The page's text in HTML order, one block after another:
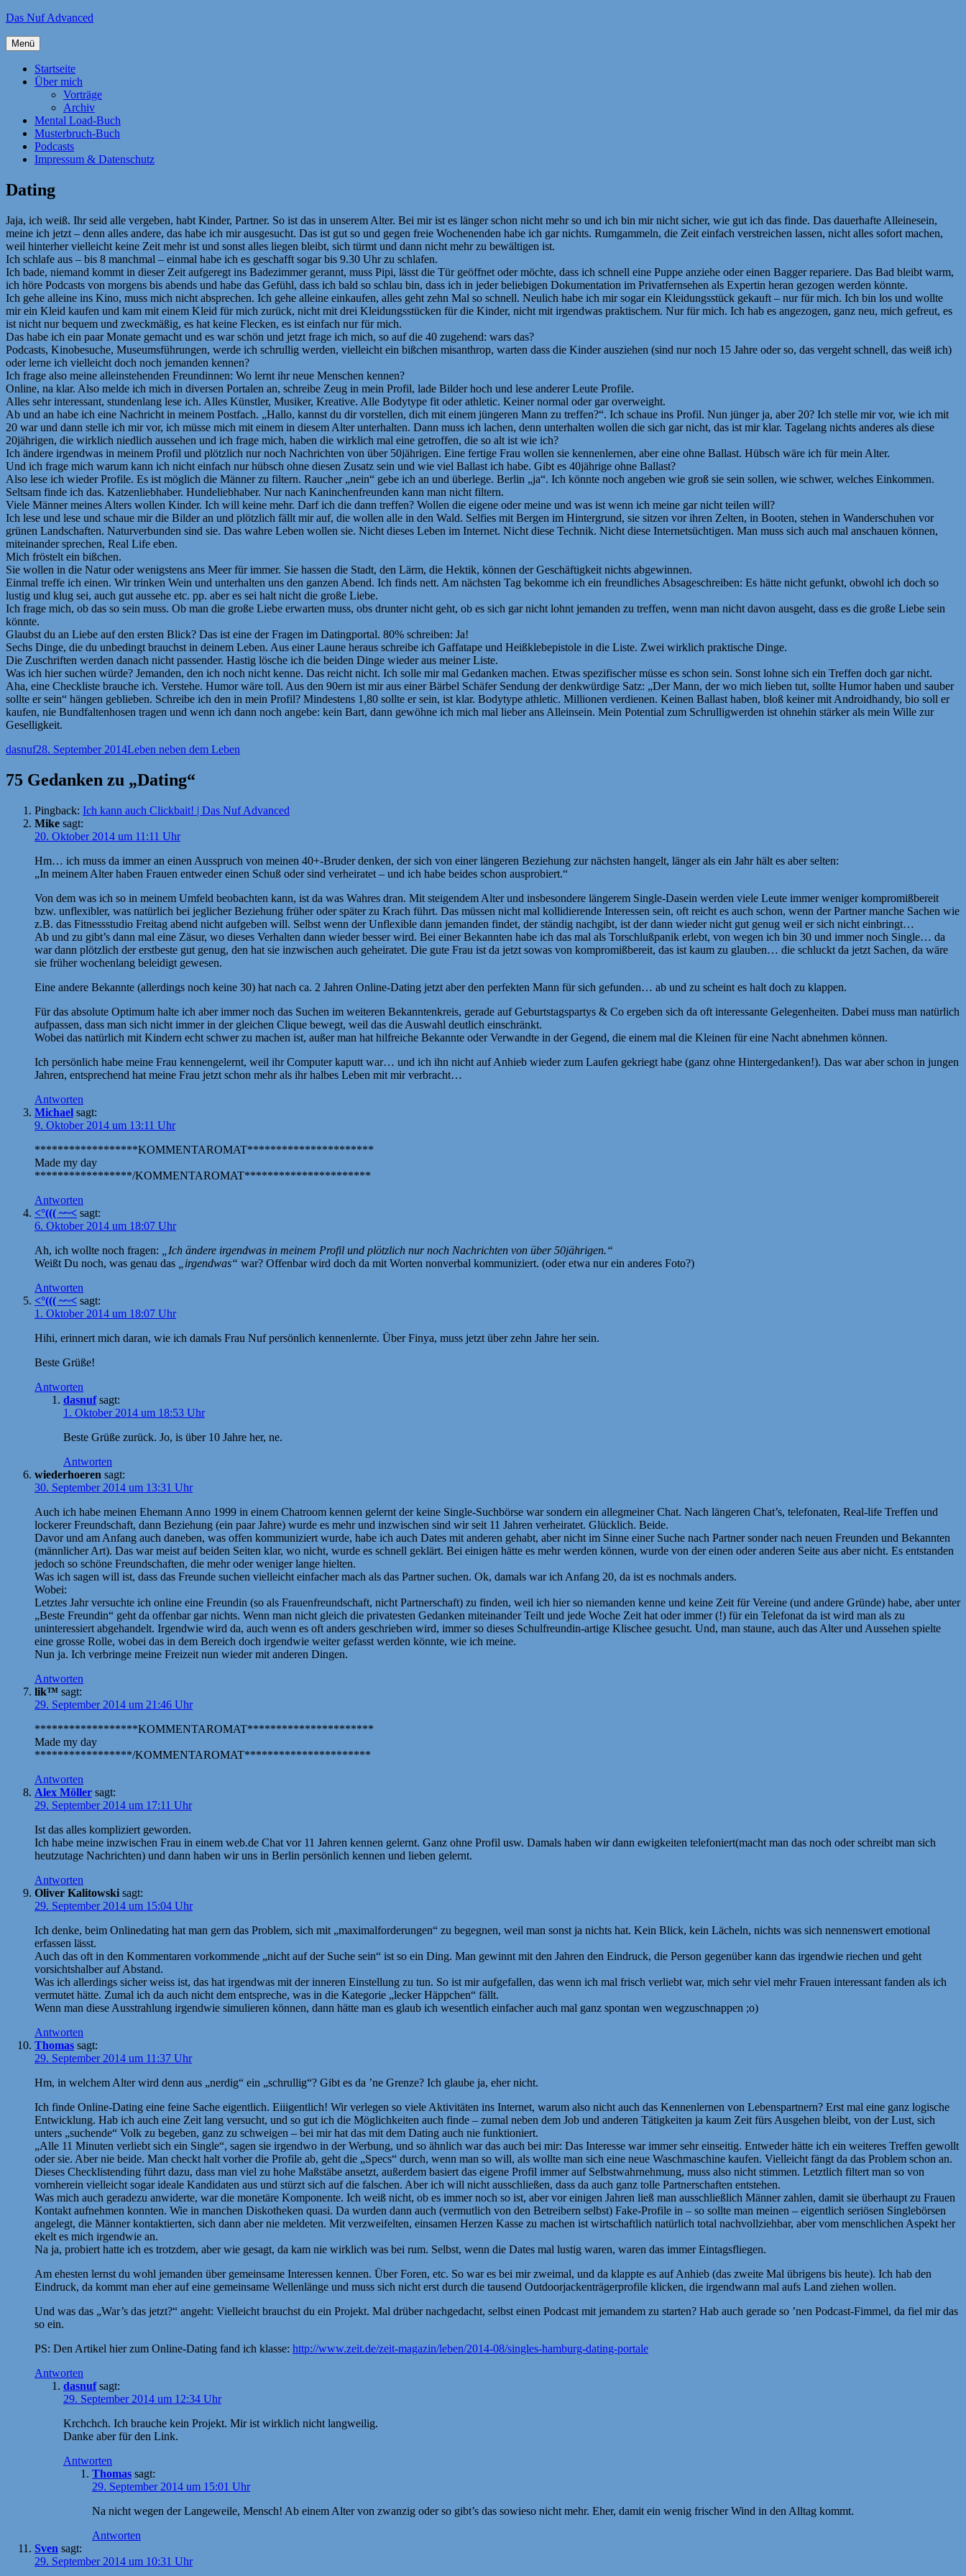
Zum
springen
Das Nuf Advanced
Menü
Startseite
Über mich
Vorträge
Archiv
Mental Load-Buch
Musterbruch-Buch
Podcasts
Impressum & Datenschutz
Dating
Jaja, ich weiß. Ihr seid alle vergeben, habt Kinder, Partner. So ist das in unserem Alter. Bei mir ist es länger schon nicht mehr so und ich bin mir nicht sicher, wie gut ich das finde. Das dauerhafte Alleinesein,
meine ich jetzt – denn alles andere, das habe ich mir ausgesucht. Das ist gut so und gegen freie Wochenenden habe ich gar nichts. Rumgammeln, die Zeit einfach verstreichen lassen, nicht alles sofort machen,
weil hinterher vielleicht keine Zeit mehr ist und sonst alles liegen bleibt, sich türmt und dann nicht mehr zu bewältigen ist.
Ich schlafe aus – bis 8 manchmal – einmal habe ich es geschafft sogar bis 9.30 Uhr zu schlafen.
Ich bade, niemand kommt in dieser Zeit aufgeregt ins Badezimmer gerannt, muss Pipi, lässt die Tür geöffnet oder möchte, dass ich schnell eine Puppe anziehe oder einen Bagger repariere. Das Bad bleibt warm,
ich höre Podcasts von morgens bis abends und habe das Gefühl, dass ich bald so schlau bin, dass ich in jeder beliebigen Dokumentation im Privatfernsehen als Expertin heran gezogen werden könnte.
Ich gehe alleine ins Kino, muss mich nicht absprechen. Ich gehe alleine einkaufen, alles geht zehn Mal so schnell. Neulich habe ich mir sogar ein Kleidungsstück gekauft – nur für mich. Ich bin los und wollte
mir ein Kleid kaufen und kam mit einem Kleid für mich zurück, nicht mit drei Kleidungsstücken für die Kinder, nicht mit irgendwas praktischem. Nur für mich. Ich hab es angezogen, ganz neu, mich gefreut, es
ist nicht nur bequem und zweckmäßig, es hat keine Flecken, es ist einfach nur für mich.
Das habe ich ein paar Monate gemacht und es war schön und jetzt frage ich mich, so auf die 40 zugehend: wars das?
Podcasts, Kinobesuche, Museumsführungen, werde ich schrullig werden, vielleicht ein bißchen misanthrop, warten dass die Kinder ausziehen (sind nur noch 15 Jahre oder so, das vergeht schnell, das weiß ich)
oder lerne ich vielleicht doch noch jemanden kennen?
Ich frage also meine alleinstehenden Freundinnen: Wo lernt ihr neue Menschen kennen?
Online, na klar. Also melde ich mich in diversen Portalen an, schreibe Zeug in mein Profil, lade Bilder hoch und lese anderer Leute Profile.
Alles sehr interessant, stundenlang lese ich. Alles Künstler, Musiker, Kreative. Alle Bodytype fit oder athletic. Keiner normal oder gar overweight.
Ab und an habe ich eine Nachricht in meinem Postfach. „Hallo, kannst du dir vorstellen, dich mit einem jüngeren Mann zu treffen?“. Ich schaue ins Profil. Nun jünger ja, aber 20? Ich stelle mir vor, wie ich mit
20 war und dann stelle ich mir vor, ich müsse mich mit einem in diesem Alter unterhalten. Dann muss ich lachen, denn unterhalten wollen die sich gar nicht, das ist mir klar. Tagelang nichts anderes als diese
20jährigen, die wirklich niedlich aussehen und ich frage mich, haben die wirklich mal eine getroffen, die so alt ist wie ich?
Ich ändere irgendwas in meinem Profil und plötzlich nur noch Nachrichten von über 50jährigen. Eine fertige Frau wollen sie kennenlernen, aber eine ohne Ballast. Hübsch wäre ich für mein Alter.
Und ich frage mich warum kann ich nicht einfach nur hübsch ohne diesen Zusatz sein und wie viel Ballast ich habe. Gibt es 40jährige ohne Ballast?
Also lese ich wieder Profile. Es ist möglich die Männer zu filtern. Raucher „nein“ gebe ich an und überlege. Berlin „ja“. Ich könnte noch angeben wie groß sie sein sollen, wie schwer, welches Einkommen.
Seltsam finde ich das. Katzenliebhaber. Hundeliebhaber. Nur nach Kaninchenfreunden kann man nicht filtern.
Viele Männer meines Alters wollen Kinder. Ich will keine mehr. Darf ich die dann treffen? Wollen die eigene oder meine und was ist wenn ich meine gar nicht teilen will?
Ich lese und lese und schaue mir die Bilder an und plötzlich fällt mir auf, die wollen alle in den Wald. Selfies mit Bergen im Hintergrund, sie sitzen vor ihren Zelten, in Booten, stehen in Wanderschuhen vor
grünen Landschaften. Naturverbunden sind sie. Das wahre Leben wollen sie. Nicht dieses Leben im Internet. Nicht diese Technik. Nicht diese Internetsüchtigen. Man muss sich auch mal anschauen können,
miteinander sprechen, Real Life eben.
Mich fröstelt ein bißchen.
Sie wollen in die Natur oder wenigstens ans Meer für immer. Sie hassen die Stadt, den Lärm, die Hektik, können der Geschäftigkeit nichts abgewinnen.
Einmal treffe ich einen. Wir trinken Wein und unterhalten uns den ganzen Abend. Ich finds nett. Am nächsten Tag bekomme ich ein freundliches Absageschreiben: Es hätte nicht gefunkt, obwohl ich doch so
lustig und klug sei, auch gut aussehe etc. pp. aber es sei halt nicht die große Liebe.
Ich frage mich, ob das so sein muss. Ob man die große Liebe erwarten muss, obs drunter nicht geht, ob es sich gar nicht lohnt jemanden zu treffen, wenn man nicht davon ausgeht, dass es die große Liebe sein
könnte.
Glaubst du an Liebe auf den ersten Blick? Das ist eine der Fragen im Datingportal. 80% schreiben: Ja!
Sechs Dinge, die du unbedingt brauchst in deinem Leben. Aus einer Laune heraus schreibe ich Gaffatape und Heißklebepistole in die Liste. Zwei wirklich praktische Dinge.
Die Zuschriften werden danach nicht passender. Hastig lösche ich die beiden Dinge wieder aus meiner Liste.
Was ich hier suchen würde? Jemanden, den ich noch nicht kenne. Das reicht nicht. Ich solle mir mal Gedanken machen. Etwas spezifischer müsse es schon sein. Sonst lohne sich ein Treffen doch gar nicht.
Aha, eine Checkliste brauche ich. Verstehe. Humor wäre toll. Aus den 90ern ist mir aus einer Bärbel Schäfer Sendung der denkwürdige Satz: „Der Mann, der wo mich lieben tut, sollte Humor haben und sauber
sollte er sein“ hängen geblieben. Schreibe ich den in mein Profil? Mindestens 1,80 sollte er sein, ist klar. Bodytype athletic. Millionen verdienen. Keinen Ballast haben, bloß keiner mit Androidhandy, bio soll er
kaufen, nie Bundfaltenhosen tragen und wenn ich dann noch angebe: kein Bart, dann gewöhne ich mich mal lieber ans Alleinsein. Mein Potential zum Schrulligwerden ist ohnehin stärker als mein Wille zur
Geselligkeit.
Autor
dasnufVeröffentlicht
28. September 2014Kategorien
Leben neben dem Leben
75 Gedanken zu „Dating“
Pingback: Ich kann auch Clickbait! | Das Nuf Advanced
Mike sagt:
20. Oktober 2014 um 11:11 Uhr
Hm… ich muss da immer an einen Ausspruch von meinen 40+-Bruder denken, der sich von einer längeren Beziehung zur nächsten hangelt, länger als ein Jahr hält es aber selten:
„In meinem Alter haben Frauen entweder einen Schuß oder sind verheiratet – und ich habe beides schon ausprobiert.“
Von dem was ich so in meinem Umfeld beobachten kann, ist da was Wahres dran. Mit steigendem Alter und insbesondere längerem Single-Dasein werden viele Leute immer weniger kompromißbereit
bzw. unflexibler, was natürlich bei jeglicher Beziehung früher oder später zu Krach führt. Das müssen nicht mal kollidierende Interessen sein, oft reicht es auch schon, wenn der Partner manche Sachen wie
z.B. das Fitnessstudio Freitag abend nicht aufgeben will. Selbst wenn der Unflexible dann jemanden findet, der ständig nachgibt, ist der dann wieder nicht gut genug weil er sich nicht einbringt…
Ab und zu gibt’s dann mal eine Zäsur, wo dieses Verhalten dann wieder besser wird. Bei einer Bekannten habe ich das mal als Torschlußpanik erlebt, von wegen ich bin 30 und immer noch Single… da
war dann plötzlich der erstbeste gut genug, den hat sie inzwischen auch geheiratet. Die gute Frau ist da jetzt sowas von kompromißbereit, das ist kaum zu glauben… die schluckt da jetzt Sachen, da wäre
sie früher wochenlang beleidigt gewesen.
Eine andere Bekannte (allerdings noch keine 30) hat nach ca. 2 Jahren Online-Dating jetzt aber den perfekten Mann für sich gefunden… ab und zu scheint es halt doch zu klappen.
Für das absolute Optimum halte ich aber immer noch das Suchen im weiteren Bekanntenkreis, gerade auf Geburtstagspartys & Co ergeben sich da oft interessante Gelegenheiten. Dabei muss man natürlich
aufpassen, dass man sich nicht immer in der gleichen Clique bewegt, weil das die Auswahl deutlich einschränkt.
Wobei das natürlich mit Kindern echt schwer zu machen ist, außer man hat hilfreiche Bekannte oder Verwandte in der Gegend, die einem mal die Kleinen für eine Nacht abnehmen können.
Ich persönlich habe meine Frau kennengelernt, weil ihr Computer kaputt war… und ich ihn nicht auf Anhieb wieder zum Laufen gekriegt habe (ganz ohne Hintergedanken!). Das war aber schon in jungen
Jahren, entsprechend hat meine Frau jetzt schon mehr als ihr halbes Leben mit mir verbracht…
Antworten
Michael sagt:
9. Oktober 2014 um 13:11 Uhr
******************KOMMENTAROMAT**********************
Made my day
*****************/KOMMENTAROMAT**********************
Antworten
<°((( ~~< sagt:
6. Oktober 2014 um 18:07 Uhr
Ah, ich wollte noch fragen:
„Ich ändere irgendwas in meinem Profil und plötzlich nur noch Nachrichten von über 50jährigen.“
Weißt Du noch, was genau das
„irgendwas“ war? Offenbar wird doch da mit Worten nonverbal kommuniziert. (oder etwa nur ein anderes Foto?)
Antworten
<°((( ~~< sagt:
1. Oktober 2014 um 18:07 Uhr
Hihi, erinnert mich daran, wie ich damals Frau Nuf persönlich kennenlernte. Über Finya, muss jetzt über zehn Jahre her sein.
Beste Grüße!
Antworten
dasnuf sagt:
1. Oktober 2014 um 18:53 Uhr
Beste Grüße zurück. Jo, is über 10 Jahre her, ne.
Antworten
wiederhoeren sagt:
30. September 2014 um 13:31 Uhr
Auch ich habe meinen Ehemann Anno 1999 in einem Chatroom kennen gelernt der keine Single-Suchbörse war sondern ein allegmeiner Chat. Nach längeren Chat’s, telefonaten, Real-life Treffen und
lockerer Freundschaft, dann Beziehung (ein paar Jahre) wurde es mehr und inzwischen sind wir seit 11 Jahren verheiratet. Glücklich. Beide.
Davor und am Anfang auch daneben, was offen kommuniziert wurde, habe ich auch Dates mit anderen gehabt, aber nicht im Sinne einer Suche nach Partner sonder nach neuen Freunden und Bekannten
(männlicher Art). Das war meist auf beiden Seiten klar, wo nicht, wurde es schnell geklärt. Bei einigen hätte es mehr werden können, wurde von der einen oder anderen Seite aus aber nicht. Es entstanden
jedoch so schöne Freundschaften, die mehr oder weniger lange hielten.
Was ich sagen will ist, dass das Freunde suchen vielleicht einfacher mach als das Partner suchen. Ok, damals war ich Anfang 20, da ist es nochmals anders.
Wobei:
Letztes Jahr versuchte ich online eine Freundin (so als Frauenfreundschaft, nicht Partnerschaft) zu finden, weil ich hier so niemanden kenne und keine Zeit für Vereine (und andere Gründe) habe, aber unter
„Beste Freundin“ geht da offenbar gar nichts. Wenn man nicht gleich die privatesten Gedanken miteinander Teilt und jede Woche Zeit hat oder immer (!) für ein Telefonat da ist wird man als zu
uninteressiert abgehandelt. Irgendwie wird da, auch wenn es oft anders geschrieben wird, immer so dieses Schulfreundin-artige Klischee gesucht. Und, man staune, auch das Alter und Aussehen spielte
eine grosse Rolle, wobei das in dem Bereich doch irgendwie weiter gefasst werden könnte, wie ich meine.
Nun ja. Ich verbringe meine Freizeit nun wieder mit anderen Dingen.
Antworten
lik™ sagt:
29. September 2014 um 21:46 Uhr
******************KOMMENTAROMAT**********************
Made my day
*****************/KOMMENTAROMAT**********************
Antworten
Alex Möller sagt:
29. September 2014 um 17:11 Uhr
Ist das alles kompliziert geworden.
Ich habe meine inzwischen Frau in einem web.de Chat vor 11 Jahren kennen gelernt. Ganz ohne Profil usw. Damals haben wir dann ewigkeiten telefoniert(macht man das noch oder schreibt man sich
heutzutage Nachrichten) und dann haben wir uns in Berlin persönlich kennen und lieben gelernt.
Antworten
Oliver Kalitowski sagt:
29. September 2014 um 15:04 Uhr
Ich denke, beim Onlinedating hat man gern das Problem, sich mit „maximalforderungen“ zu begegnen, weil man sonst ja nichts hat. Kein Blick, kein Lächeln, nichts was sich nennenswert emotional
erfassen lässt.
Auch das oft in den Kommentaren vorkommende „nicht auf der Suche sein“ ist so ein Ding. Man gewinnt mit den Jahren den Eindruck, die Person gegenüber kann das irgendwie riechen und geht
vorsichtshalber auf Abstand.
Was ich allerdings sicher weiss ist, das hat irgendwas mit der inneren Einstellung zu tun. So ist mir aufgefallen, das wenn ich mal frisch verliebt war, mich sehr viel mehr Frauen interessant fanden als ich
vermutet hätte. Zumal ich da auch nicht dem entspreche, was in die Kategorie „lecker Häppchen“ fällt.
Wenn man diese Ausstrahlung irgendwie simulieren können, dann hätte man es glaub ich wesentlich einfacher auch mal ganz spontan wen wegzuschnappen ;o)
Antworten
Thomas sagt:
29. September 2014 um 11:37 Uhr
Hm, in welchem Alter wird denn aus „nerdig“ ein „schrullig“? Gibt es da ’ne Grenze? Ich glaube ja, eher nicht.
Ich finde Online-Dating eine feine Sache eigentlich. Eiiigentlich! Wir verlegen so viele Aktivitäten ins Internet, warum also nicht auch das Kennenlernen von Lebenspartnern? Erst mal eine ganz logische
Entwicklung. Hab ich auch eine Zeit lang versucht, und so gut ich die Möglichkeiten auch finde – zumal neben dem Job und anderen Tätigkeiten ja kaum Zeit fürs Ausgehen bleibt, von der Lust, sich
unters „suchende“ Volk zu begeben, ganz zu schweigen – bei mir hat das mit dem Dating auch nie funktioniert.
„Alle 11 Minuten verliebt sich ein Single“, sagen sie irgendwo in der Werbung, und so ähnlich war das auch bei mir: Das Interesse war immer sehr einseitig. Entweder hätte ich ein weiteres Treffen gewollt
oder sie. Aber nie beide. Man checkt halt vorher die Profile ab, geht die „Specs“ durch, wenn man so will, als wollte man sich eine neue Waschmaschine kaufen. Vielleicht fängt da das Problem schon an.
Dieses Checklistending führt dazu, dass man viel zu hohe Maßstäbe ansetzt, außerdem basiert das eigene Profil immer auf Selbstwahrnehmung, muss also nicht stimmen. Letztlich filtert man so von
vornherein vielleicht sogar ideale Kandidaten aus und stürzt sich auf die falschen. Aber ich will nicht ausschließen, dass da auch ganz tolle Partnerschaften entstehen.
Was mich auch geradezu anwiderte, war die monetäre Komponente. Ich weiß nicht, ob es immer noch so ist, aber vor einigen Jahren ließ man ausschließlich Männer zahlen, damit sie überhaupt zu Frauen
Kontakt aufnehmen konnten. Wie in manchen Diskotheken quasi. Da wurden dann auch (vermutlich von den Betreibern selbst) Fake-Profile in – so sollte man meinen – eigentlich seriösen Singlebörsen
angelegt, die Männer kontaktierten, sich dann aber nie meldeten. Mit verzweifelten, einsamen Herzen Kasse zu machen ist wirtschaftlich natürlich total nachvollziehbar, aber vom menschlichen Aspekt her
ekelt es mich irgendwie an.
Na ja, probiert hatte ich es trotzdem, aber wie gesagt, da kam nie wirklich was bei rum. Selbst, wenn die Dates mal lustig waren, waren das immer Eintagsfliegen.
Am ehesten lernst du wohl jemanden über gemeinsame Interessen kennen. Über Foren, etc. So war es bei mir zweimal, und da klappte es auf Anhieb (das zweite Mal übrigens bis heute). Ich hab den
Eindruck, da kommt man eher auf eine gemeinsame Wellenlänge und muss sich nicht erst durch die tausend Outdoorjackenträgerprofile klicken, die irgendwann mal aufs Land ziehen wollen.
Und was das „War’s das jetzt?“ angeht: Vielleicht brauchst du ein Projekt. Mal drüber nachgedacht, selbst einen Podcast mit jemandem zu starten? Hab auch gerade so ’nen Podcast-Fimmel, da fiel mir das
so ein.
PS: Den Artikel hier zum Online-Dating fand ich klasse: http://www.zeit.de/zeit-magazin/leben/2014-08/singles-hamburg-dating-portale
Antworten
dasnuf sagt:
29. September 2014 um 12:34 Uhr
Krchchch. Ich brauche kein Projekt. Mir ist wirklich nicht langweilig.
Danke aber für den Link.
Antworten
Thomas sagt:
29. September 2014 um 15:01 Uhr
Na nicht wegen der Langeweile, Mensch! Ab einem Alter von zwanzig oder so gibt’s das sowieso nicht mehr. Eher, damit ein wenig frischer Wind in den Alltag kommt.
Antworten
Sven sagt:
29. September 2014 um 10:31 Uhr